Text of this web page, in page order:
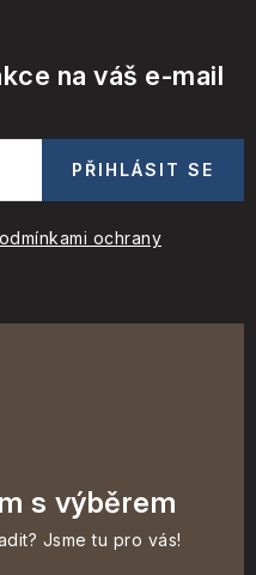
na váš e-mail
ochrany
PŘIHLÁSIT SE
s výběrem
Jsme tu pro vás!